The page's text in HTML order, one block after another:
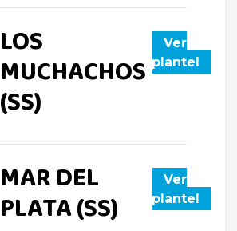
LOS
MUCHACHOS
(SS)
Ver
plantel
MAR DEL
PLATA (SS)
Ver
plantel